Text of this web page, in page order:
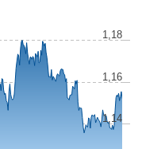
1,14
1,16
1,18